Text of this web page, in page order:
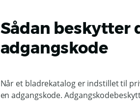
Sådan beskytter
adgangskode
Når et bladrekatalog er indstillet til
en adgangskode.